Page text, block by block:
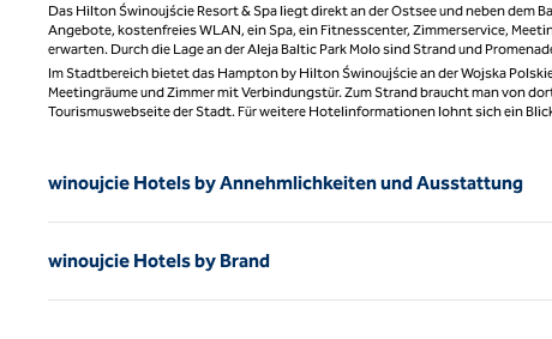
Das Hilton Świnoujście Resort & Spa liegt direkt an der Ostsee und neben dem
Angebote, kostenfreies WLAN, ein Spa, ein Fitnesscenter, Zimmerservice,
erwarten. Durch die Lage an der Aleja Baltic Park Molo sind Strand und
Im Stadtbereich bietet das Hampton by Hilton Świnoujście an der Wojska
Meetingräume und Zimmer mit Verbindungstür. Zum Strand braucht man von
Tourismuswebseite der Stadt. Für weitere Hotelinformationen lohnt sich ein
winoujcie Hotels by Annehmlichkeiten und Ausstattung
winoujcie Hotels by Brand